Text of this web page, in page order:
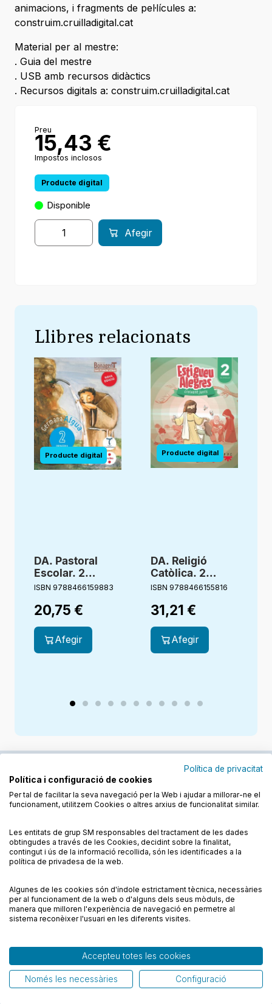
animacions, i fragments de pel·lícules a:
construim.cruilladigital.cat
Material per al mestre:
. Guia del mestre
. USB amb recursos didàctics
. Recursos digitals a: construim.cruilladigital.cat
Preu
15,43 €
Impostos inclosos
Producte digital
Disponible
Afegir
Llibres relacionats
DA. Pastoral
Escolar. 2
Primària.
Bonagent
ISBN 9788466159883
20,75 €
Afegir
DA. Religió
Catòlica. 2
primària.
alegres.
Creixent junts
ISBN 9788466155816
31,21 €
Afegir
Descobreix els llibres a les llengües cooficials
Condicions de compra
Condicions d’ús
Política de cookies
Política de privadesa
FAQs
Contacte
© CESMA/PPC – Tots els drets reservats
Política de privacitat
Política i configuració de cookies
Per tal de facilitar la seva navegació per la Web i ajudar a millorar-ne el
funcionament, utilitzem Cookies o altres arxius de funcionalitat similar.
Les entitats de grup SM responsables del tractament de les dades
obtingudes a través de les Cookies, decidint sobre la finalitat,
contingut i ús de la informació recollida, són les identificades a la
política de privadesa de la web.
Algunes de les cookies són d'índole estrictament tècnica, necessàries
per al funcionament de la web o d'alguns dels seus mòduls, de
manera que milloren l'experiència de navegació en permetre al
sistema reconèixer l'usuari en les diferents visites.
Accepteu totes les cookies
Només les necessàries Configuració